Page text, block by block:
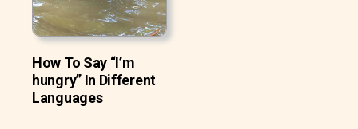
How To Say “I’m
hungry” In Different
Languages